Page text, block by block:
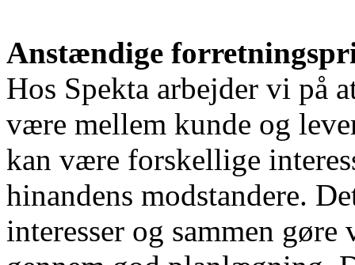
Anstændige
Hos Spekta arbejder vi på
være mellem kunde og
kan være forskellige
hinandens modstandere.
interesser og sammen